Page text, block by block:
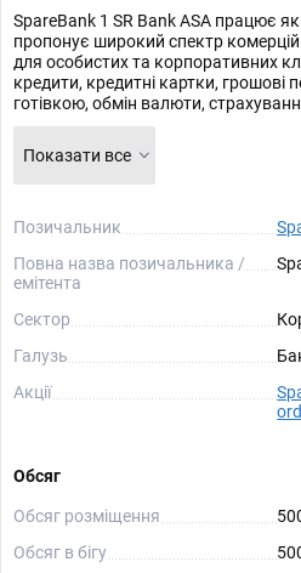
SpareBank 1 SR Bank ASA працює
пропонує широкий спектр
для особистих та корпоративних
кредити, кредитні картки, грошові
готівкою, обмін валюти,
Показати все
Позичальник
Повна назва позичальника /
емітента
Сектор
Галузь
Акції
Обсяг
Обсяг розміщення
Обсяг в бігу